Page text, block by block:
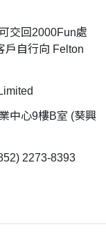
交回2000Fun處
戶自行向 Felton
中心9樓B室 (葵興
2273-8393